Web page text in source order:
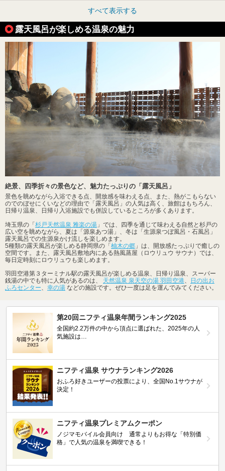
すべて表示する
露天風呂が楽しめる温泉の魅力
絶景、四季折々の景色など、魅力たっぷりの「露天風呂」
景色を眺めながら入浴できる点、開放感を味わえる点、また、熱がこもらない
のでのぼせにくいなどの理由で「露天風呂」の人気は高く、旅館はもちろん、
日帰り温泉、日帰り入浴施設でも併設しているところが多くあります。
埼玉県の「 杉戸天然温泉 雅楽の湯 」では、四季を通じて味わえる自然と杉戸の
広い空を眺めながら、夏は「源泉あつ湯」、冬は「生源泉つぼ風呂・石風呂」
露天風呂での生源泉かけ流しを楽しめます。
5種類の露天風呂が楽しめる静岡県の「 柚木の郷 」は、開放感たっぷりで癒しの
空間です。また、露天風呂敷地内にある熱風蒸屋（ロウリュウ サウナ）では、
毎日定時刻にロウリュウも楽しめます。
羽田空港第３ターミナル駅の露天風呂が楽しめる温泉、日帰り温泉、スーパー
銭湯の中でも特に人気があるのは、 天然温泉 泉天空の湯 羽田空港、
日の出お
ふろセンター、 幸の湯 などの施設です。ぜひ一度は足を運んでみてください。
第20回ニフティ温泉年間ランキング2025
全国約2.2万件の中から頂点に選ばれた、2025年の人
気施設は…
ニフティ温泉 サウナランキング2026
おふろ好きユーザーの投票により、全国No.1サウナが
決定！
ニフティ温泉プレミアムクーポン
ノジマモバイル会員向け 通常よりもお得な「特別価
格」で人気の温泉を満喫できる！